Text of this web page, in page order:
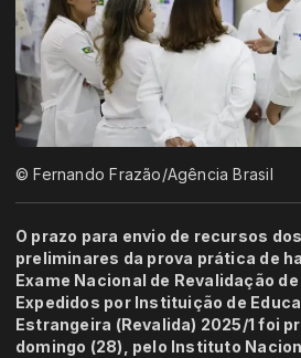
© Fernando Frazão/Agência Brasil
O prazo para envio de recursos
preliminares da prova prática de
Exame Nacional de Revalidação
Expedidos por Instituição de
Estrangeira (Revalida) 2025/1 foi
domingo (28), pelo Instituto